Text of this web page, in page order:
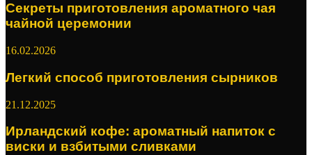
Секреты приготовления ароматного чая
чайной церемонии
16.02.2026
Легкий способ приготовления сырников
21.12.2025
Ирландский кофе: ароматный напиток с
виски и взбитыми сливками